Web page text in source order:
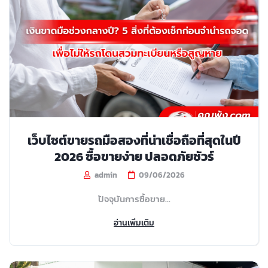
เว็บไซต์ขายรถมือสองที่น่าเชื่อถือที่สุดในปี
2026 ซื้อขายง่าย ปลอดภัยชัวร์
admin 09/06/2026
ปัจจุบันการซื้อขาย...
อ่านเพิ่มเติม